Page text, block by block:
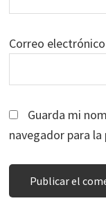
Correo electrónico
Guarda mi
navegador para